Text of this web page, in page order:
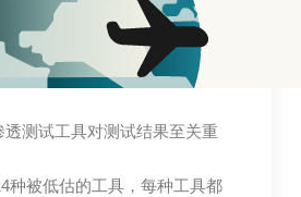
透测试工具对测试结果至关重
种被低估的工具，每种工具都